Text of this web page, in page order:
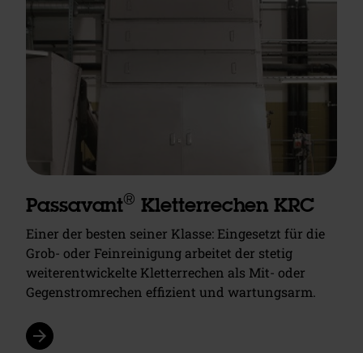
Passavant® Kletterrechen KRC
Einer der besten seiner Klasse: Eingesetzt für die
Grob- oder Feinreinigung arbeitet der stetig
weiterentwickelte Kletterrechen als Mit- oder
Gegenstromrechen effizient und wartungsarm.
arrow_forward